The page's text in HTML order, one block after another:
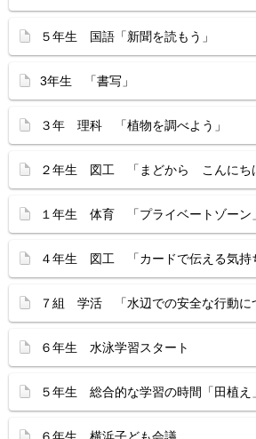
５年生 国語「新聞を読もう」
3年生 「書写」
３年 理科 「植物を調べよう」
２年生 図工 「まどから こんにち
１年生 体育 「プライベートゾーン」
４年生 図工 「カードで伝える気持
７組 学活 「水辺での安全な行動に
６年生 水泳学習スタート
５年生 総合的な学習の時間「田植え」